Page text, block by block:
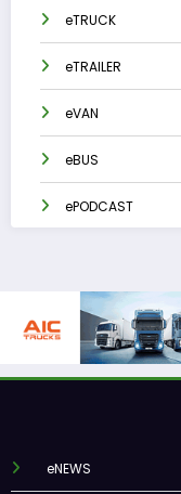
eTRUCK
eTRAILER
eVAN
eBUS
ePODCAST
eNEWS